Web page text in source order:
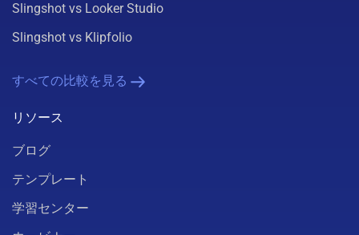
Slingshot vs Looker Studio
Slingshot vs Klipfolio
すべての比較を見る
リソース
ブログ
テンプレート
学習センター